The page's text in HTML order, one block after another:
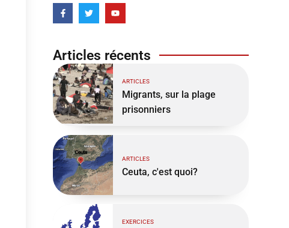
Articles récents
ARTICLES
Migrants, sur la plage
prisonniers
ARTICLES
Ceuta, c'est quoi?
EXERCICES